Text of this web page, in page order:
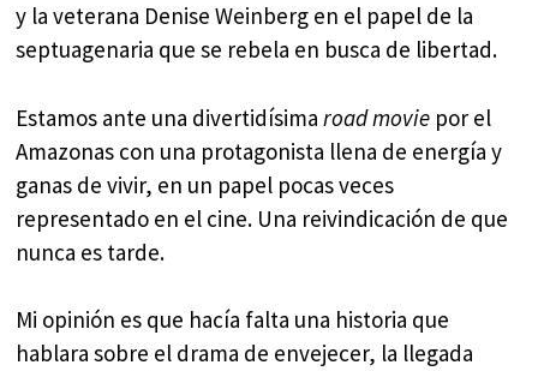
y la veterana Denise Weinberg en el papel de la
septuagenaria que se rebela en busca de libertad.
Estamos ante una divertidísimaroad movie por el
Amazonas con una protagonista llena de energía y
ganas de vivir, en un papel pocas veces
representado en el cine. Una reivindicación de que
nunca es tarde.
Mi opinión es que hacía falta una historia que
hablara sobre el drama de envejecer, la llegada